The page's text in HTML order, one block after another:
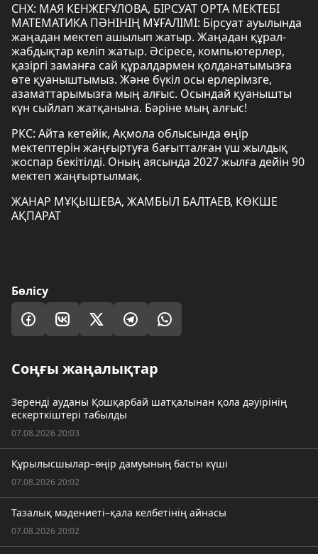
СНХ: МАЯ КЕНЖЕҒҰЛОВА, БІРСУАТ ОРТА МЕКТЕБІ
МАТЕМАТИКА ПӘНІНІҢ МҰҒАЛІМІ: Бірсуат ауылында
жаңадан мектеп ашылып жатыр. Жаңадан құрал-
жабдықтар келіп жатыр. Әсіресе, компьютерлер,
қазіргі заманға сай құралдармен қолданатымызға
өте қуаныштымыз. Және бүкіл осы ерлерімзге,
азаматтарымызға мың алғыс. Осындай қуанышты
күн сыйлап жатқанына. Бәріне мың алғыс!
РКС: Айта кетейік, Ақмола облысында өңір
мектептерін жаңғыртуға бағытталған үш жылдық
жоспар бекітілді. Оның аясында 2027 жылға дейін 90
мектеп жаңғыртылмақ.
ЖАНАР МҰҚЫШЕВА, ЖАМБЫЛ БАЛТАЕВ, КӨКШЕ
АҚПАРАТ
Бөлісу
Соңғы жаңалықтар
Зеренді ауданы Қошқарбай шатқалынан қола дәуірінің
ескерткіштері табылды
07.08.2026 20:03
Құрылысшылар–өңір дамуының басты күші
07.08.2026 20:02
Тазалық мәдениеті–қала келбетінің айнасы
07.08.2026 20:02